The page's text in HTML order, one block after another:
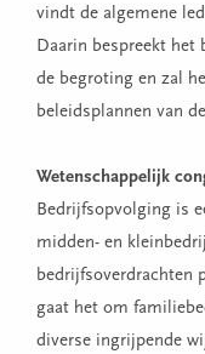
vindt de algemene
Daarin bespreekt het
de begroting en zal
beleidsplannen van
Wetenschappelijk
Bedrijfsopvolging is
midden- en
bedrijfsoverdrachten
gaat het om
diverse ingrijpende